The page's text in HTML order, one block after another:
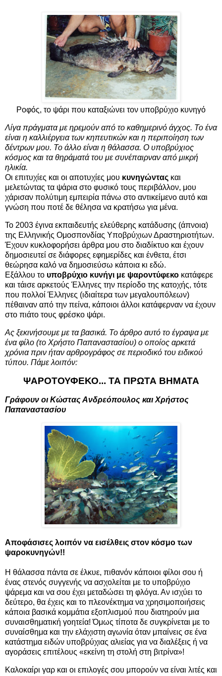
Ροφός, το ψάρι που καταξιώνει τον υποβρύχιο κυνηγό
Λίγα πράγματα με ηρεμούν από το καθημερινό άγχος. Το ένα
είναι η καλλιέργεια των κηπευτικών και η περιποίηση των
δέντρων μου. Το άλλο είναι η θάλασσα. Ο υποβρύχιος
κόσμος και τα θηράματά του με συνέπαιρναν από μικρή
ηλικία.
Οι επιτυχίες και οι αποτυχίες μου κυνηγώντας και
μελετώντας τα ψάρια στο φυσικό τους περιβάλλον, μου
χάρισαν πολύτιμη εμπειρία πάνω στο αντικείμενο αυτό και
γνώση που ποτέ δε θέλησα να κρατήσω για μένα.
Το 2003 έγινα εκπαιδευτής ελεύθερης κατάδυσης (άπνοια)
της Ελληνικής Ομοσπονδίας Υποβρύχιων Δραστηριοτήτων.
Έχουν κυκλοφορήσει άρθρα μου στο διαδίκτυο και έχουν
δημοσιευτεί σε διάφορες εφημερίδες και ένθετα, έτσι
θεώρησα καλό να δημοσιεύσω κάποια κι εδώ.
Εξάλλου το υποβρύχιο κυνήγι με ψαροντύφεκο κατάφερε
και τάισε αρκετούς Έλληνες την περίοδο της κατοχής, τότε
που πολλοί Έλληνες (ιδιαίτερα των μεγαλουπόλεων)
πέθαιναν από την πείνα, κάποιοι άλλοι κατάφερναν να έχουν
στο πιάτο τους φρέσκο ψάρι.
Ας ξεκινήσουμε με τα βασικά. Το άρθρο αυτό το έγραψα με
ένα φίλο (το Χρήστο Παπαναστασίου) ο οποίος αρκετά
χρόνια πριν ήταν αρθρογράφος σε περιοδικό του ειδικού
τύπου. Πάμε λοιπόν:
ΨΑΡΟΤΟΥΦΕΚΟ... ΤΑ ΠΡΩΤΑ ΒΗΜΑΤΑ
Γράφουν οι Κώστας Ανδρεόπουλος και Χρήστος
Παπαναστασίου
Αποφάσισες λοιπόν να εισέλθεις στον κόσμο των
ψαροκυνηγών!!
Η θάλασσα πάντα σε έλκυε, πιθανόν κάποιοι φίλοι σου ή
ένας στενός συγγενής να ασχολείται με το υποβρύχιο
ψάρεμα και να σου έχει μεταδώσει τη φλόγα. Αν ισχύει το
δεύτερο, θα έχεις και το πλεονέκτημα να χρησιμοποιήσεις
κάποια βασικά κομμάτια εξοπλισμού που διατηρούν μια
συναισθηματική γοητεία! Όμως τίποτα δε συγκρίνεται με το
συναίσθημα και την ελάχιστη αγωνία όταν μπαίνεις σε ένα
κατάστημα ειδών υποβρύχιας αλιείας για να διαλέξεις ή να
αγοράσεις επιτέλους «εκείνη τη στολή στη βιτρίνα»!
Καλοκαίρι γαρ και οι επιλογές σου μπορούν να είναι λιτές και